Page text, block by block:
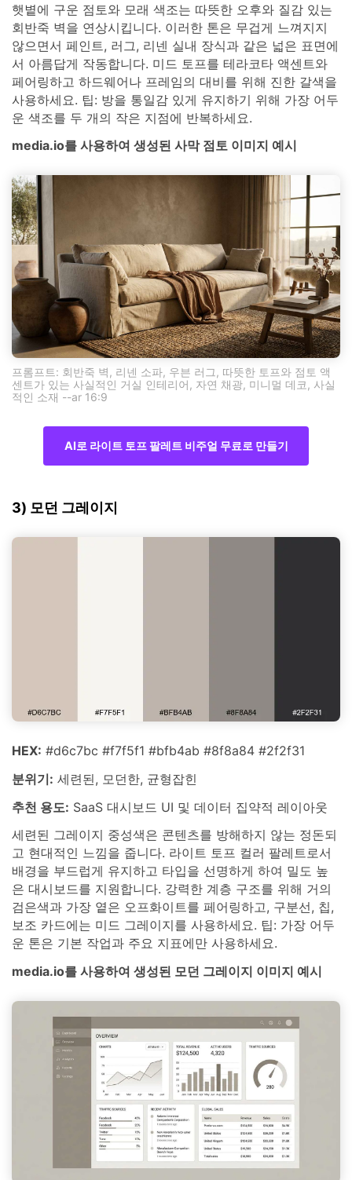
햇볕에 구운 점토와 모래 색조는 따뜻한 오후와 질감 있는
회반죽 벽을 연상시킵니다. 이러한 톤은 무겁게 느껴지지
않으면서 페인트, 러그, 리넨 실내 장식과 같은 넓은 표면에
서 아름답게 작동합니다. 미드 토프를 테라코타 액센트와
페어링하고 하드웨어나 프레임의 대비를 위해 진한 갈색을
사용하세요. 팁: 방을 통일감 있게 유지하기 위해 가장 어두
운 색조를 두 개의 작은 지점에 반복하세요.
media.io를 사용하여 생성된 사막 점토 이미지 예시
프롬프트: 회반죽 벽, 리넨 소파, 우븐 러그, 따뜻한 토프와 점토 액
센트가 있는 사실적인 거실 인테리어, 자연 채광, 미니멀 데코, 사실
적인 소재 --ar 16:9
AI로 라이트 토프 팔레트 비주얼 무료로 만들기
3) 모던 그레이지
HEX: #d6c7bc #f7f5f1 #bfb4ab #8f8a84 #2f2f31
분위기: 세련된, 모던한, 균형잡힌
추천 용도: SaaS 대시보드 UI 및 데이터 집약적 레이아웃
세련된 그레이지 중성색은 콘텐츠를 방해하지 않는 정돈되
고 현대적인 느낌을 줍니다. 라이트 토프 컬러 팔레트로서
배경을 부드럽게 유지하고 타입을 선명하게 하여 밀도 높
은 대시보드를 지원합니다. 강력한 계층 구조를 위해 거의
검은색과 가장 옅은 오프화이트를 페어링하고, 구분선, 칩,
보조 카드에는 미드 그레이지를 사용하세요. 팁: 가장 어두
운 톤은 기본 작업과 주요 지표에만 사용하세요.
media.io를 사용하여 생성된 모던 그레이지 이미지 예시